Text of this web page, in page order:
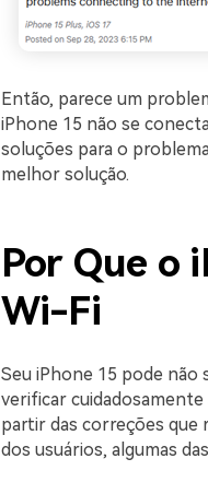
Então, parece um
iPhone 15 não se
soluções para o
melhor solução.
Por Que o
Wi-Fi
Seu iPhone 15 pode não
verificar cuidadosamente
partir das correções que
dos usuários, algumas